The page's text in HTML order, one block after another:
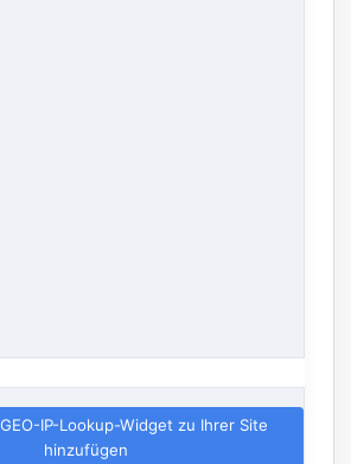
IP-Lookup-Widget zu Ihrer Site
hinzufügen